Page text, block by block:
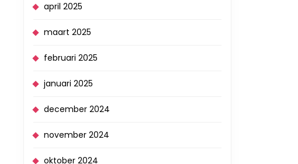
april 2025
maart 2025
februari 2025
januari 2025
december 2024
november 2024
oktober 2024